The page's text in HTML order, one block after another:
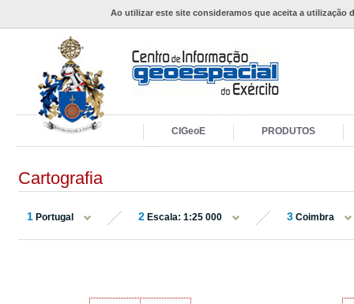
Ao utilizar este site consideramos que aceita a utilização
CIGeoE PRODUTOS
Cartografia
1 Portugal 2 Escala: 1:25 000 3 Coimbra